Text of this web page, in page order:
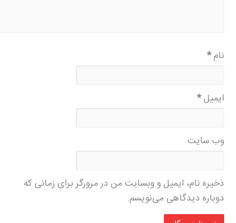
نام*
ایمیل*
وب‌ سایت
ذخیره نام، ایمیل و وبسایت من در مرورگر برای زمانی که
دوباره دیدگاهی می‌نویسم.